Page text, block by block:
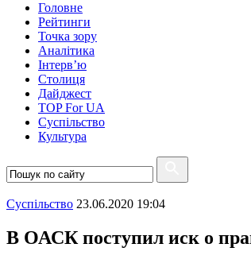
Головне
Рейтинги
Точка зору
Аналітика
Інтерв’ю
Столиця
Дайджест
TOP For UA
Суспiльство
Культура
Суспiльство 23.06.2020 19:04
В ОАСК поступил иск о